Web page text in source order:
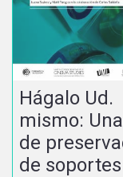
Hágalo Ud.
mismo:
de
de soportes